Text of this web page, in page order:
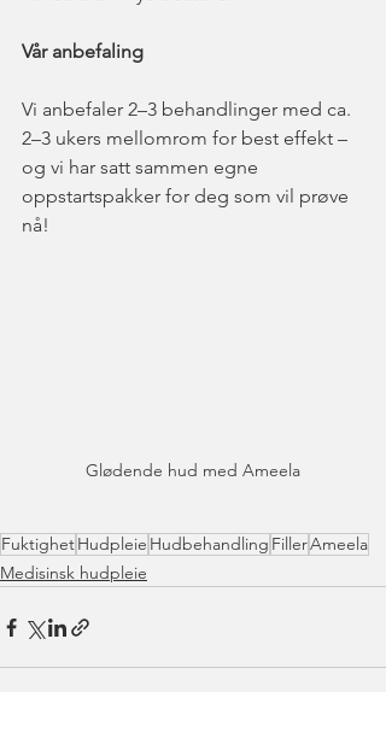
Vår anbefaling
Vi anbefaler 2–3 behandlinger med ca.
2–3 ukers mellomrom for best effekt –
og vi har satt sammen egne
oppstartspakker for deg som vil prøve
nå!
Glødende hud med Ameela
FuktighetHudpleie Hudbehandling FillerAmeela
Medisinsk hudpleie